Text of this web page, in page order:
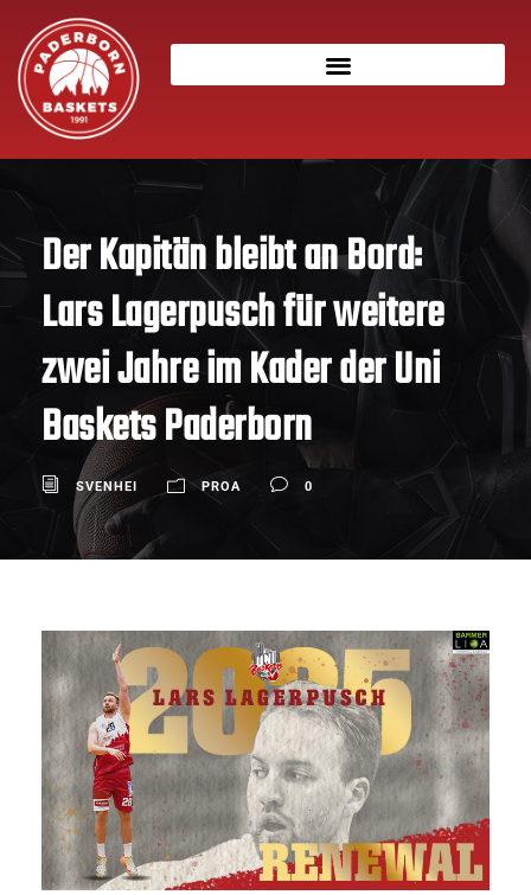
Der Kapitän bleibt an Bord:
Lars Lagerpusch für weitere
zwei Jahre im Kader der Uni
Baskets Paderborn
SVENHEI PROA 0